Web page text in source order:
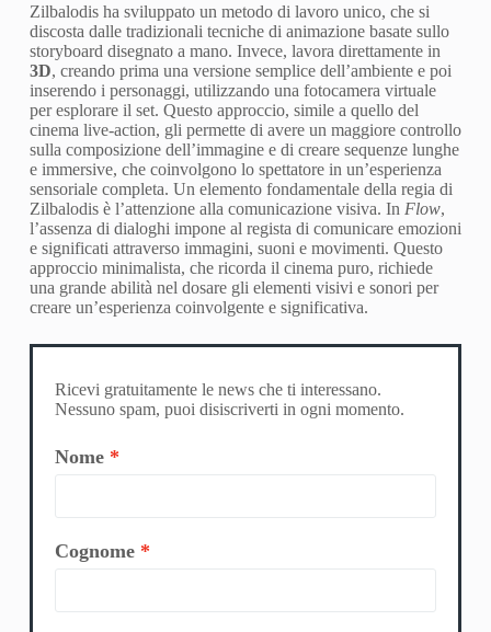
Zilbalodis ha sviluppato un metodo di lavoro unico, che si
discosta dalle tradizionali tecniche di animazione basate sullo
storyboard disegnato a mano. Invece, lavora direttamente in
3D, creando prima una versione semplice dell’ambiente e poi
inserendo i personaggi, utilizzando una fotocamera virtuale
per esplorare il set. Questo approccio, simile a quello del
cinema live-action, gli permette di avere un maggiore controllo
sulla composizione dell’immagine e di creare sequenze lunghe
e immersive, che coinvolgono lo spettatore in un’esperienza
sensoriale completa. Un elemento fondamentale della regia di
Zilbalodis è l’attenzione alla comunicazione visiva. In Flow,
l’assenza di dialoghi impone al regista di comunicare emozioni
e significati attraverso immagini, suoni e movimenti. Questo
approccio minimalista, che ricorda il cinema puro, richiede
una grande abilità nel dosare gli elementi visivi e sonori per
creare un’esperienza coinvolgente e significativa.
Ricevi gratuitamente le news che ti interessano.
Nessuno spam, puoi disiscriverti in ogni momento.
Nome
Cognome